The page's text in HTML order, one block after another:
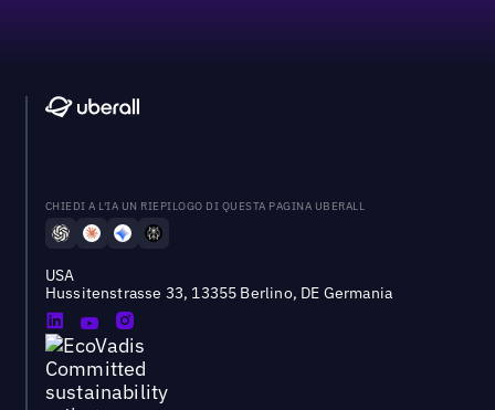
CHIEDI A L'IA UN RIEPILOGO DI QUESTA PAGINA UBERALL
USA
Hussitenstrasse 33, 13355 Berlino, DE Germania